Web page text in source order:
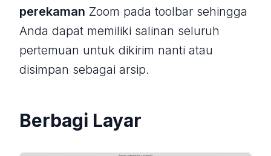
perekaman Zoom pada toolbar sehingga
Anda dapat memiliki salinan seluruh
pertemuan untuk dikirim nanti atau
disimpan sebagai arsip.
Berbagi Layar